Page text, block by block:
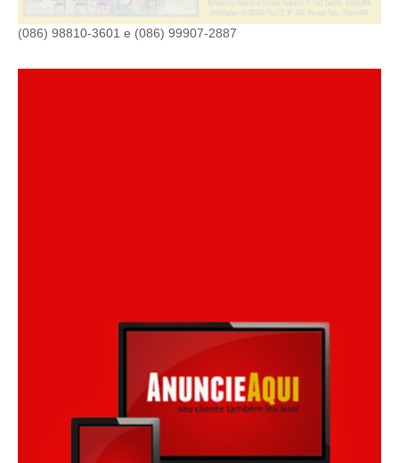
(086) 98810-3601 e (086) 99907-2887